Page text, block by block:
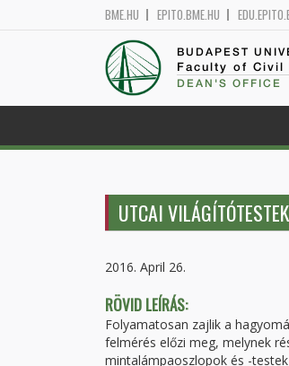
BME.HU EPITO.BME.HU
BUDAPEST
Faculty of Civil
DEAN'S OFFICE
UTCAI
2016. April 26.
RÖVID LEÍRÁS:
Folyamatosan zajlik a
felmérés előzi meg, melynek
mintalámpaoszlopok és -